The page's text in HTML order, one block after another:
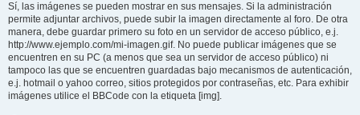
Sí, las imágenes se pueden mostrar en sus mensajes. Si la administración
permite adjuntar archivos, puede subir la imagen directamente al foro. De otra
manera, debe guardar primero su foto en un servidor de acceso público, e.j.
http://www.ejemplo.com/mi-imagen.gif. No puede publicar imágenes que se
encuentren en su PC (a menos que sea un servidor de acceso público) ni
tampoco las que se encuentren guardadas bajo mecanismos de autenticación,
e.j. hotmail o yahoo correo, sitios protegidos por contraseñas, etc. Para exhibir
imágenes utilice el BBCode con la etiqueta [img].